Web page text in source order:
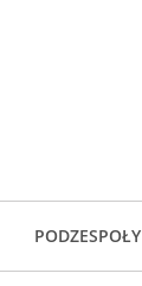
PODZESPOŁY